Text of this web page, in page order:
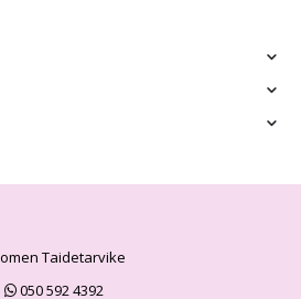
Taidetarvike
050 592 4392